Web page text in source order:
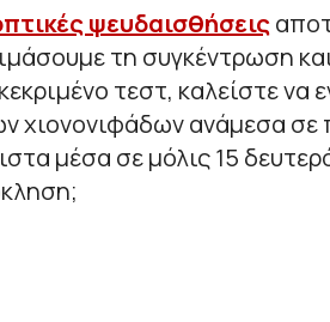
ψευδαισθήσεις
τη συγκέντρωση
τεστ, καλείστε να
χιονονιφάδων ανάμεσα σε
μέσα σε μόλις 15